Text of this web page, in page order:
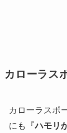
カローラス
カローラスポ
にも『ハモリ